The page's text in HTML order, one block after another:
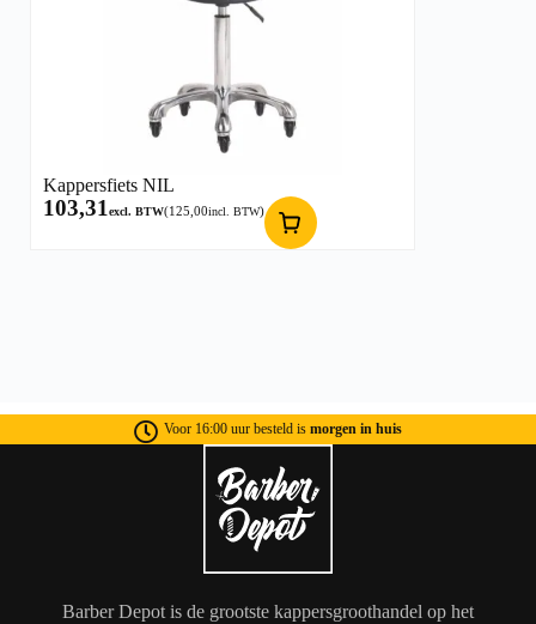
Kappersfiets NIL
103,31 excl. BTW(125,00incl. BTW)
Voor 16:00 uur besteld is morgen in huis
Barber Depot is de grootste kappersgroothandel op het